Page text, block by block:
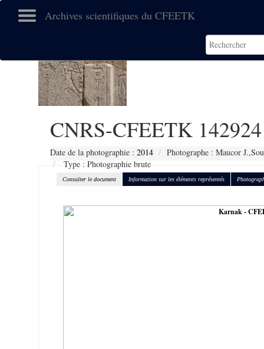
Archives scientifiques du CFEETK
CNRS-CFEETK 142924
Date de la photographie : 2014
Photographe : Maucor
Type : Photographie brute
Consulter le document Information sur les éléments représentés